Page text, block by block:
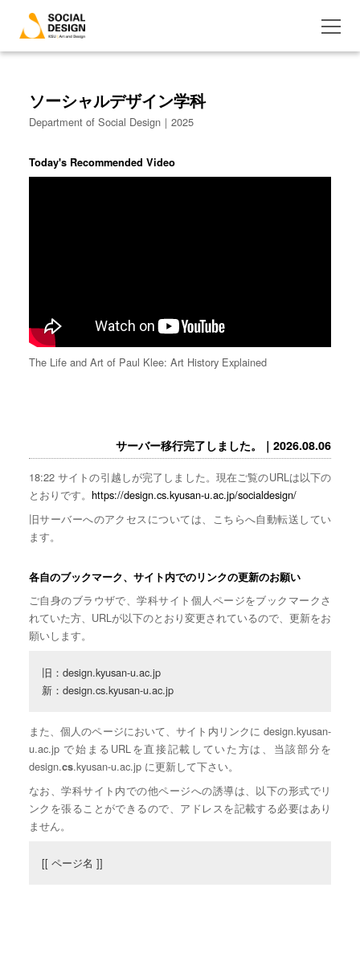
ソーシャルデザイン学科
Department of Social Design｜2025
Today's Recommended Video
The Life and Art of Paul Klee: Art History Explained
サーバー移行完了しました。｜2026.08.06
18:22 サイトの引越しが完了しました。現在ご覧のURLは以下の
とおりです。 https://design.cs.kyusan-u.ac.jp/socialdesign/
旧サーバーへのアクセスについては、こちらへ自動転送してい
ます。
各自のブックマーク、サイト内でのリンクの更新のお願い
ご自身のブラウザで、学科サイト個人ページをブックマークさ
れていた方、URLが以下のとおり変更されているので、更新をお
願いします。
旧：design.kyusan-u.ac.jp
新：design.cs.kyusan-u.ac.jp
また、個人のページにおいて、サイト内リンクに design.kyusan-
u.ac.jp で始まるURLを直接記載していた方は、当該部分を
design.cs.kyusan-u.ac.jp に更新して下さい。
なお、学科サイト内での他ページへの誘導は、以下の形式でリ
ンクを張ることができるので、アドレスを記載する必要はあり
ません。
[[ ページ名 ]]